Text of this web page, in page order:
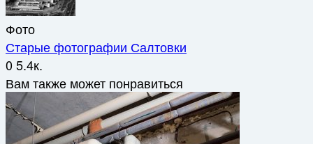
Фото
Старые фотографии Салтовки
05.4к.
Вам также может понравиться